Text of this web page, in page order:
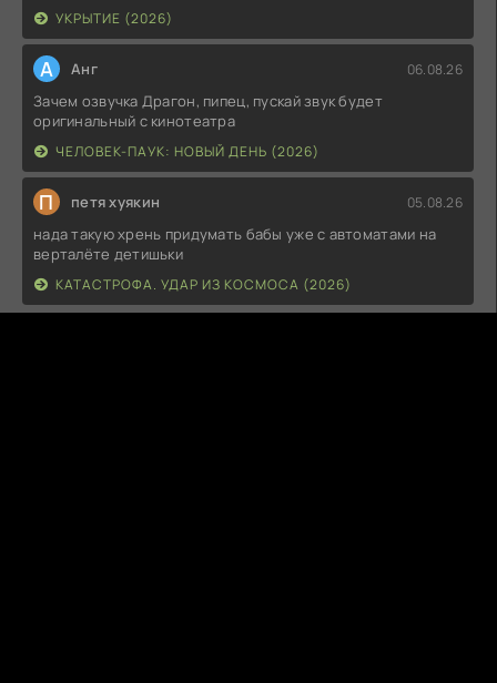
УКРЫТИЕ (2026)
А Анг 06.08.26
Зачем озвучка Драгон, пипец, пускай звук будет
оригинальный с кинотеатра
ЧЕЛОВЕК-ПАУК: НОВЫЙ ДЕНЬ (2026)
П петя хуякин 05.08.26
нада такую хрень придумать бабы уже с автоматами на
верталёте детишьки
КАТАСТРОФА. УДАР ИЗ КОСМОСА (2026)